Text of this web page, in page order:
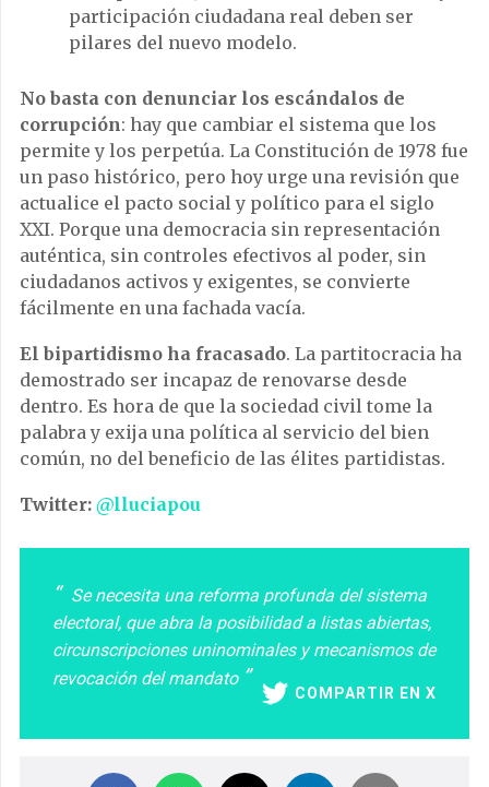
participación ciudadana real deben ser
pilares del nuevo modelo.
No basta con denunciar los escándalos de
corrupción: hay que cambiar el sistema que los
permite y los perpetúa. La Constitución de 1978 fue
un paso histórico, pero hoy urge una revisión que
actualice el pacto social y político para el siglo
XXI. Porque una democracia sin representación
auténtica, sin controles efectivos al poder, sin
ciudadanos activos y exigentes, se convierte
fácilmente en una fachada vacía.
El bipartidismo ha fracasado. La partitocracia ha
demostrado ser incapaz de renovarse desde
dentro. Es hora de que la sociedad civil tome la
palabra y exija una política al servicio del bien
común, no del beneficio de las élites partidistas.
Twitter: @lluciapou
Se necesita una reforma profunda del sistema
electoral, que abra la posibilidad a listas abiertas,
circunscripciones uninominales y mecanismos de
revocación del mandato
COMPARTIR EN X